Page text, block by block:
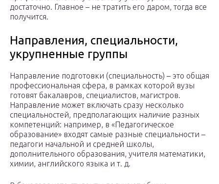
достаточно. Главное – не тратить его даром, тогда все
получится.
Направления, специальности,
укрупненные группы
Направление подготовки (специальность) – это общая
профессиональная сфера, в рамках которой вузы
готовят бакалавров, специалистов, магистров.
Направление может включать сразу несколько
специальностей, предполагающих наличие разных
компетенций: например, в «Педагогическое
образование» входят самые разные специальности –
педагоги начальной и средней школы,
дополнительного образования, учителя математики,
химии, английского языка и т. д.